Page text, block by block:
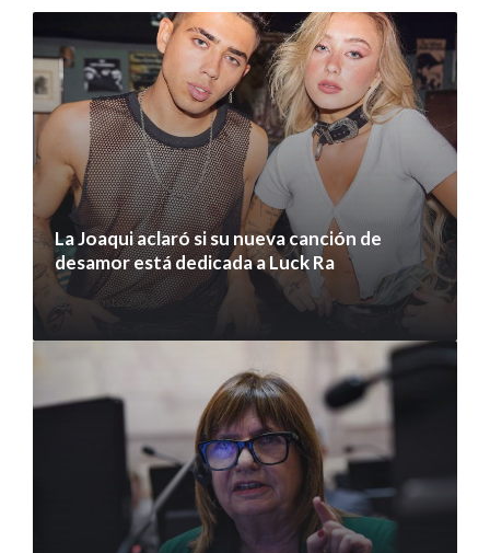
La Joaqui aclaró si su nueva canción de
desamor está dedicada a Luck Ra
7 agosto 2026